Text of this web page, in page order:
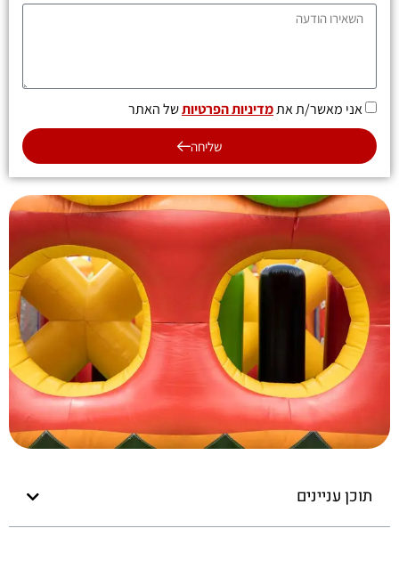
אני מאשר/ת אתמדיניות הפרטיותשל האתר
שליחה
תוכן עניינים